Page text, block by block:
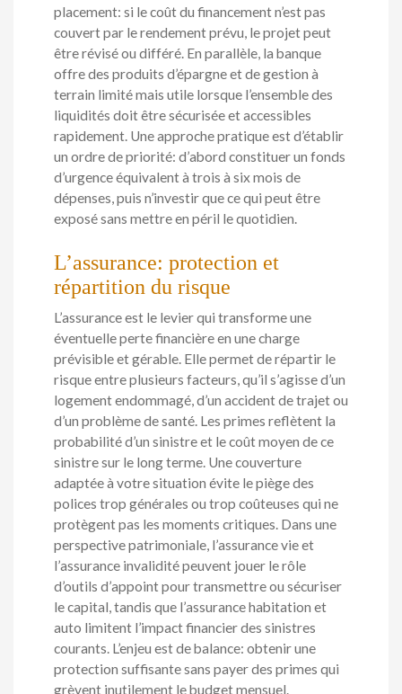
placement: si le coût du financement n’est pas
couvert par le rendement prévu, le projet peut
être révisé ou différé. En parallèle, la banque
offre des produits d’épargne et de gestion à
terrain limité mais utile lorsque l’ensemble des
liquidités doit être sécurisée et accessibles
rapidement. Une approche pratique est d’établir
un ordre de priorité: d’abord constituer un fonds
d’urgence équivalent à trois à six mois de
dépenses, puis n’investir que ce qui peut être
exposé sans mettre en péril le quotidien.
L’assurance: protection et
répartition du risque
L’assurance est le levier qui transforme une
éventuelle perte financière en une charge
prévisible et gérable. Elle permet de répartir le
risque entre plusieurs facteurs, qu’il s’agisse d’un
logement endommagé, d’un accident de trajet ou
d’un problème de santé. Les primes reflètent la
probabilité d’un sinistre et le coût moyen de ce
sinistre sur le long terme. Une couverture
adaptée à votre situation évite le piège des
polices trop générales ou trop coûteuses qui ne
protègent pas les moments critiques. Dans une
perspective patrimoniale, l’assurance vie et
l’assurance invalidité peuvent jouer le rôle
d’outils d’appoint pour transmettre ou sécuriser
le capital, tandis que l’assurance habitation et
auto limitent l’impact financier des sinistres
courants. L’enjeu est de balance: obtenir une
protection suffisante sans payer des primes qui
grèvent inutilement le budget mensuel.